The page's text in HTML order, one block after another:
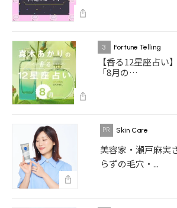
3 Fortune Telling
【香る12星座占い
「8月の…
Skin Care
美容家・瀬戸麻実
らずの毛穴・...